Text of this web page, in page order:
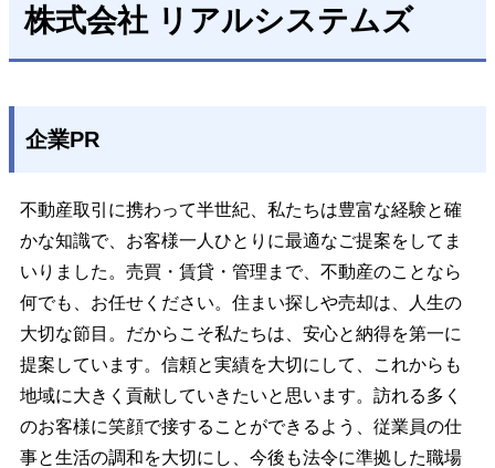
株式会社 リアルシステムズ
企業PR
不動産取引に携わって半世紀、私たちは豊富な経験と確
かな知識で、お客様一人ひとりに最適なご提案をしてま
いりました。売買・賃貸・管理まで、不動産のことなら
何でも、お任せください。住まい探しや売却は、人生の
大切な節目。だからこそ私たちは、安心と納得を第一に
提案しています。信頼と実績を大切にして、これからも
地域に大きく貢献していきたいと思います。訪れる多く
のお客様に笑顔で接することができるよう、従業員の仕
事と生活の調和を大切にし、今後も法令に準拠した職場